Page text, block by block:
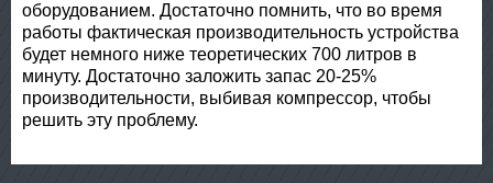
оборудованием. Достаточно помнить, что во время
работы фактическая производительность устройства
будет немного ниже теоретических 700 литров в
минуту. Достаточно заложить запас 20-25%
производительности, выбивая компрессор, чтобы
решить эту проблему.